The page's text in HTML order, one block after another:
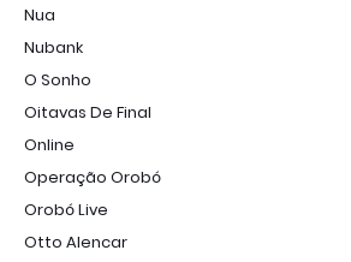
Nua
Nubank
O Sonho
Oitavas De Final
Online
Operação Orobó
Orobó Live
Otto Alencar